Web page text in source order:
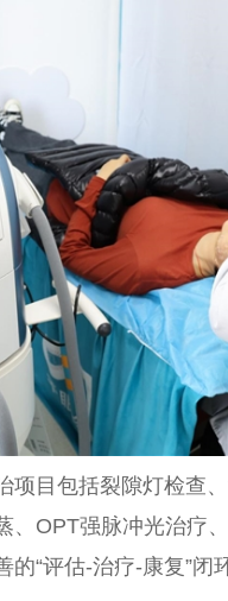
项目包括裂隙灯检查
、OPT强脉冲光治疗
的“评估-治疗-康复”闭